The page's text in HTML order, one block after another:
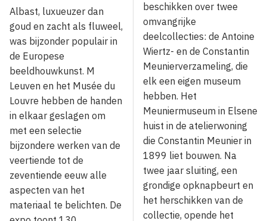
Albast, luxueuzer dan
goud en zacht als fluweel,
was bijzonder populair in
de Europese
beeldhouwkunst. M
Leuven en het Musée du
Louvre hebben de handen
in elkaar geslagen om
met een selectie
bijzondere werken van de
veertiende tot de
zeventiende eeuw alle
aspecten van het
materiaal te belichten. De
beschikken over twee
omvangrijke
deelcollecties: de Antoine
Wiertz- en de Constantin
Meunierverzameling, die
elk een eigen museum
hebben. Het
Meuniermuseum in Elsene
huist in de atelierwoning
die Constantin Meunier in
1899 liet bouwen. Na
twee jaar sluiting, een
grondige opknapbeurt en
het herschikken van de
collectie, opende het